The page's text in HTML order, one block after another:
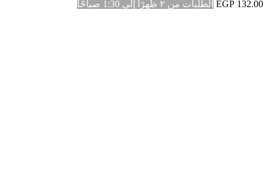
EGP 132.00 الطلبات من ٢ ظهرًا إلى 1:30 صباحًا